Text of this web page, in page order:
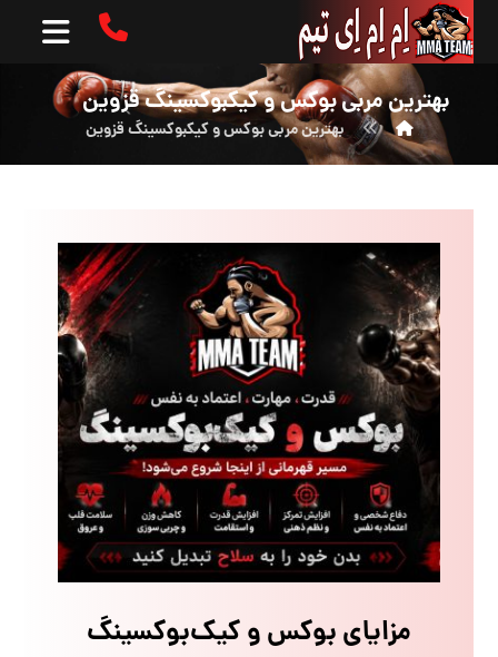
بهترین مربی بوکس و کیکبوکسینگ قزوین
بهترین مربی بوکس و کیکبوکسینگ قزوین
مزایای بوکس و کیک‌بوکسینگ